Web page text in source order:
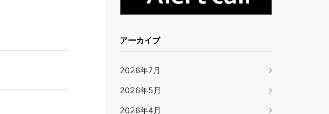
アーカイブ
2026年7月
2026年5月
2026年4月